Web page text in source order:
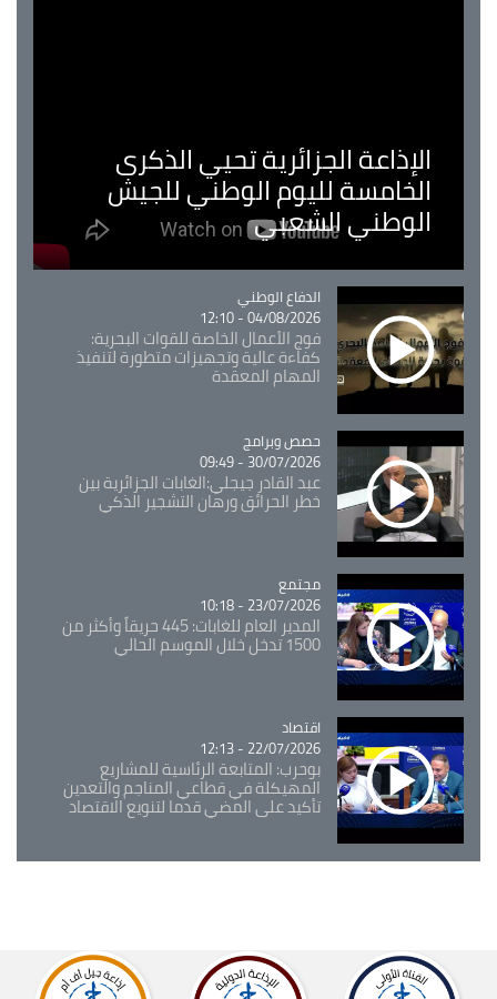
الإذاعة الجزائرية تحيي الذكرى
الخامسة لليوم الوطني للجيش
الوطني الشعبي
Catégorie
الدفاع الوطني
04/08/2026 - 12:10
فوج الأعمال الخاصة للقوات البحرية:
كفاءة عالية وتجهيزات متطورة لتنفيذ
المهام المعقدة
Catégorie
حصص وبرامج
30/07/2026 - 09:49
عبد القادر جيجلي:الغابات الجزائرية بين
خطر الحرائق ورهان التشجير الذكي
Catégorie
مجتمع
23/07/2026 - 10:18
المدير العام للغابات: 445 حريقاً وأكثر من
1500 تدخل خلال الموسم الحالي
Catégorie
اقتصاد
22/07/2026 - 12:13
بوحرب: المتابعة الرئاسية للمشاريع
المهيكلة في قطاعي المناجم والتعدين
تأكيد على المضي قدما لتنويع الاقتصاد